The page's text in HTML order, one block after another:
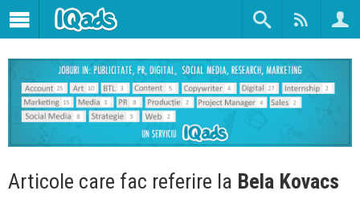
Articole care fac referire la Bela Kovacs